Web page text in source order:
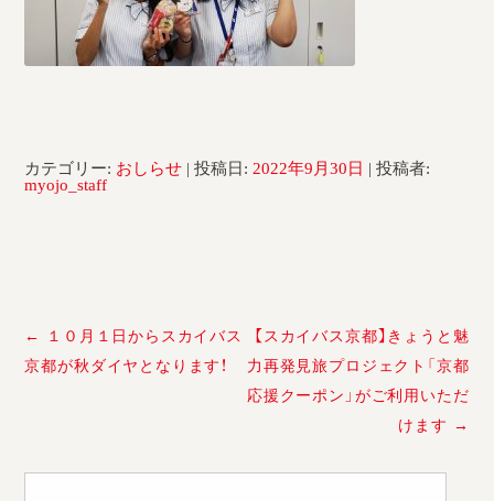
新型コロナ感染予防対策
カテゴリー: おしらせ | 投稿日:2022年9月30日 |投稿者:
myojo_staff
投
稿
ナ
←
１０月１日からスカイバス
京都が秋ダイヤとなります！
【スカイバス京都】きょうと魅
力再発見旅プロジェクト「京都
応援クーポン」がご利用いただ
けます →
検